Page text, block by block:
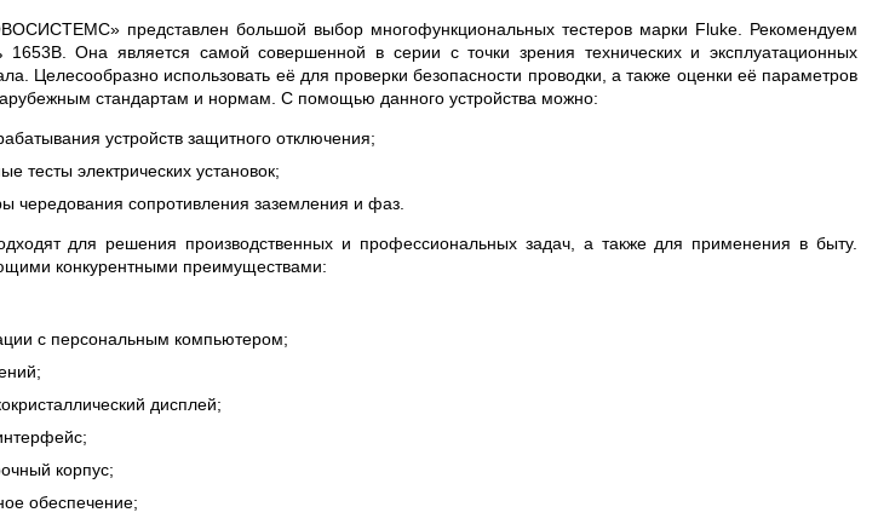
27.01.2023 10:06
В НАЛИЧИИ! ZVH8, АНАЛИЗАТОР
КАБЕЛЕЙ И АНТЕНН, 100 КГЦ ДО 8 ГГЦ
(ГОСРЕЕСТР РФ)
представлен большой выбор многофункциональных тестеров марки Fluke. Рекомендуем
Она является самой совершенной в серии с точки зрения технических и эксплуатационных
Целесообразно использовать её для проверки безопасности проводки, а также оценки её параметров
стандартам и нормам. С помощью данного устройства можно:
устройств защитного отключения;
тесты электрических установок;
чередования сопротивления заземления и фаз.
для решения производственных и профессиональных задач, а также для применения в быту.
конкурентными преимуществами:
с персональным компьютером;
дисплей;
корпус;
обеспечение;